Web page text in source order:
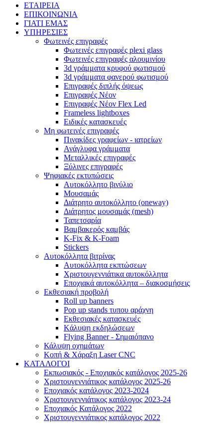
ΕΤΑΙΡEΙΑ
ΕΠΙΚΟΙΝΩΝΙΑ
ΓΙΑΤΙ ΕΜΑΣ
ΥΠΗΡΕΣΙΕΣ
Φωτεινές επιγραφές
Φωτεινές επιγραφές plexi glass
Φωτεινές επιγραφές αλουμινίου
3d γράμματα κρυφού φωτισμού
3d γράμματα φανερού φωτισμού
Επιγραφές διπλής όψεως
Επιγραφές Νέον
Επιγραφές Νέον Flex Led
Frameless lightboxes
Ειδικές κατασκευές
Μη φωτεινές επιγραφές
Πινακίδες γραφείων - ιατρείων
Ανάγλυφα γράμματα
Μεταλλικές επιγραφές
Ξύλινες επιγραφές
Ψηφιακές εκτυπώσεις
Αυτοκόλλητο βινύλιο
Μουσαμάς
Διάτρητο αυτοκόλλητο (oneway)
Διάτρητος μουσαμάς (mesh)
Ταπετσαρία
Βαμβακερός καμβάς
K-Fix & K-Foam
Stickers
Αυτοκόλλητα βιτρίνας
Αυτοκόλλητα εκπτώσεων
Xριστουγεννιάτικα αυτοκόλλητα
Εποχιακά αυτοκόλλητα – διακοσμήσεις
Εκθεσιακή προβολή
Roll up banners
Pop up stands τυπου αράχνη
Εκθεσιακές κατασκευές
Kάλυψη εκδηλώσεων
Flying Banner - Σημαιόπανο
Κάλυψη οχημάτων
Κοπή & Χάραξη Laser CNC
ΚΑΤΑΛΟΓΟΙ
Εκπωσιακός - Εποχιακός κατάλογος 2025-26
Χριστουγεννιάτικος κατάλογος 2025-26
Εποχιακός κατάλογος 2023-2024
Χριστουγεννιάτικος κατάλογος 2023-24
Εποχιακός Κατάλογος 2022
Χριστουγεννιάτικος κατάλογος 2022